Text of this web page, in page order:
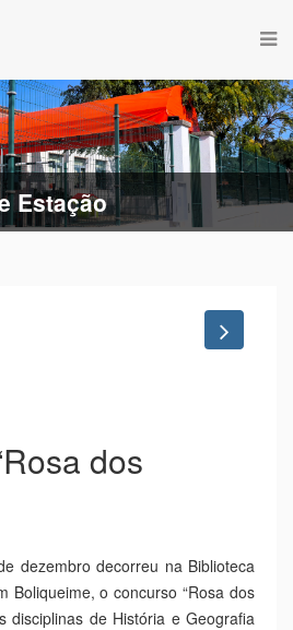
Estação
Next
dos
dezembro decorreu na Biblioteca
Boliqueime, o concurso “Rosa dos
disciplinas de História e Geografia